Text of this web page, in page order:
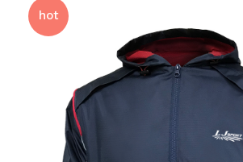
保齡球
飛盤 / 跳繩
new
下身
尺寸表
hot